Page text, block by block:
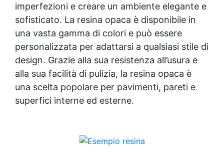
imperfezioni e creare un ambiente elegante e
sofisticato. La resina opaca è disponibile in
una vasta gamma di colori e può essere
personalizzata per adattarsi a qualsiasi stile di
design. Grazie alla sua resistenza all’usura e
alla sua facilità di pulizia, la resina opaca è
una scelta popolare per pavimenti, pareti e
superfici interne ed esterne.